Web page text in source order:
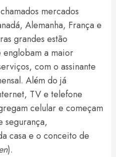
mercados
Alemanha, França e
grandes estão
a maior
com o assinante
Além do já
TV e telefone
celular e começam
segurança,
casa e o conceito de
).